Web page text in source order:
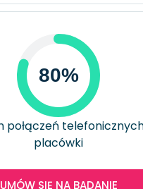
80%
połączeń
placówki
UMÓW SIĘ NA BADANIE